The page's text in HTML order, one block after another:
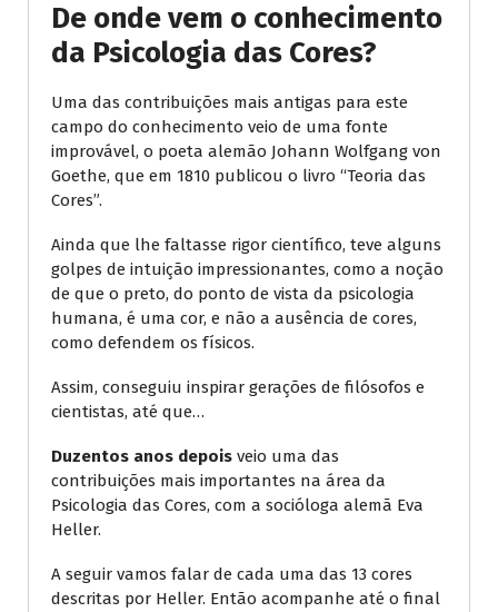
De onde vem o conhecimento
da Psicologia das Cores?
Uma das contribuições mais antigas para este
campo do conhecimento veio de uma fonte
improvável, o poeta alemão Johann Wolfgang von
Goethe, que em 1810 publicou o livro “Teoria das
Cores”.
Ainda que lhe faltasse rigor científico, teve alguns
golpes de intuição impressionantes, como a noção
de que o preto, do ponto de vista da psicologia
humana, é uma cor, e não a ausência de cores,
como defendem os físicos.
Assim, conseguiu inspirar gerações de filósofos e
cientistas, até que…
Duzentos anos depois veio uma das
contribuições mais importantes na área da
Psicologia das Cores, com a socióloga alemã Eva
Heller.
A seguir vamos falar de cada uma das 13 cores
descritas por Heller. Então acompanhe até o final